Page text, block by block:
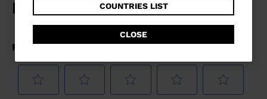
website
version
for
Svizzera
COUNTRIES LIST
CLOSE